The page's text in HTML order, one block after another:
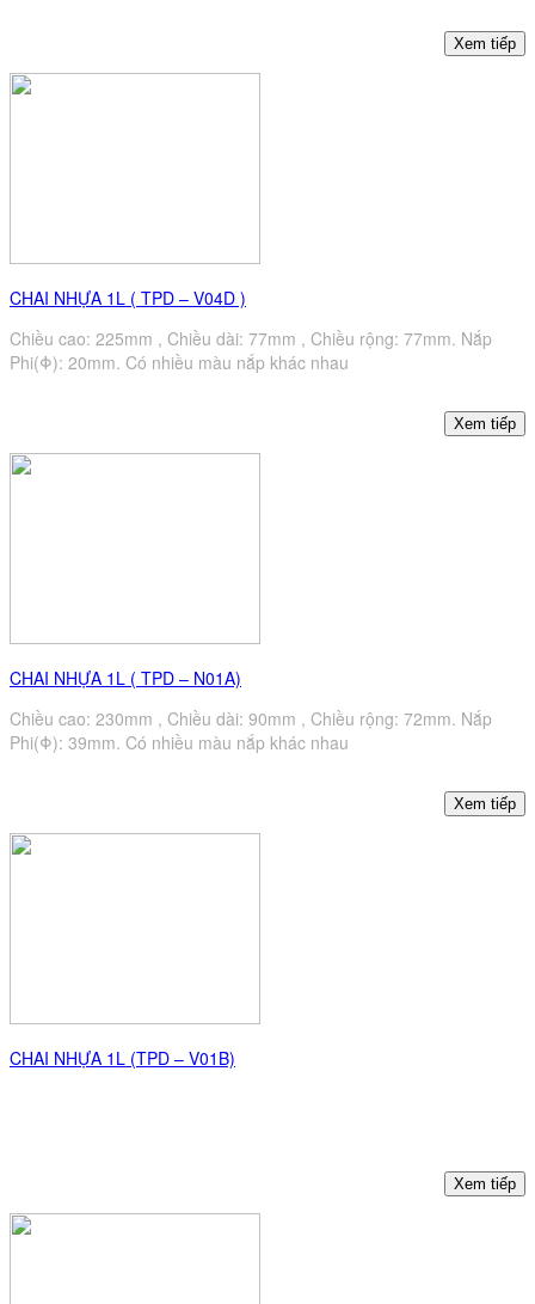
CHAI NHỰA 1L ( TPD – V04D )
Chiều cao: 225mm , Chiều dài: 77mm , Chiều rộng: 77mm. Nắp
Phi(Φ): 20mm. Có nhiều màu nắp khác nhau
CHAI NHỰA 1L ( TPD – N01A)
Chiều cao: 230mm , Chiều dài: 90mm , Chiều rộng: 72mm. Nắp
Phi(Φ): 39mm. Có nhiều màu nắp khác nhau
CHAI NHỰA 1L (TPD – V01B)